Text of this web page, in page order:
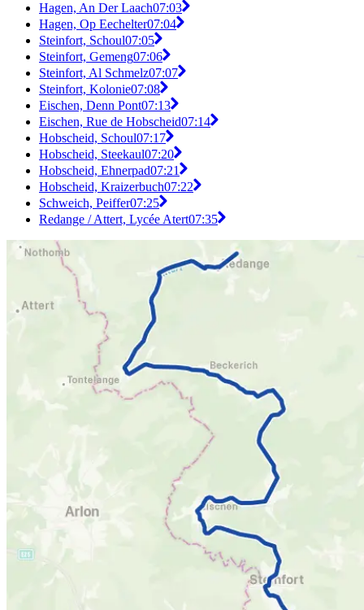
Hagen, An Der Laach07:03
Hagen, Op Eechelter07:04
Steinfort, Schoul07:05
Steinfort, Gemeng07:06
Steinfort, Al Schmelz07:07
Steinfort, Kolonie07:08
Eischen, Denn Pont07:13
Eischen, Rue de Hobscheid07:14
Hobscheid, Schoul07:17
Hobscheid, Steekaul07:20
Hobscheid, Ehnerpad07:21
Hobscheid, Kraizerbuch07:22
Schweich, Peiffer07:25
Redange / Attert, Lycée Atert07:35